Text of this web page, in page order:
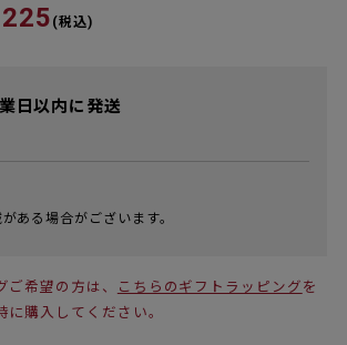
(税込)
日以内に発送
ある場合がございます。
希望の方は、 こちらのギフトラッピング を
に購入してください。